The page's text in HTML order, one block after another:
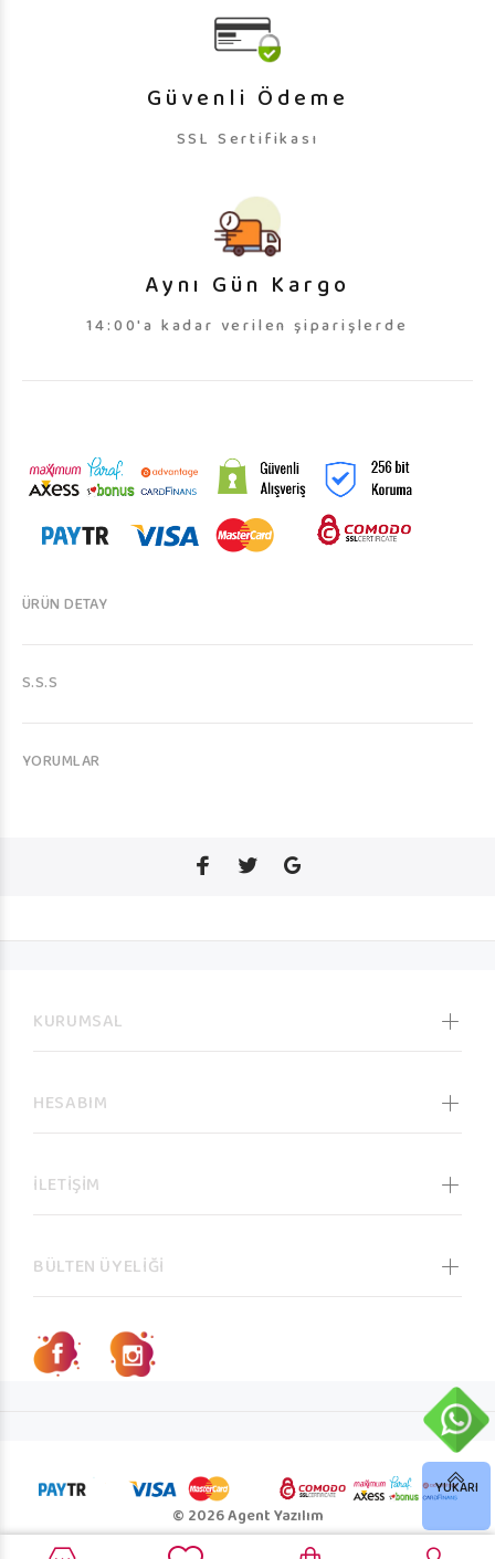
Güvenli Ödeme
SSL Sertifikası
Aynı Gün Kargo
14:00'a kadar verilen şiparişlerde
ÜRÜN DETAY
S.S.S
YORUMLAR
KURUMSAL
HESABIM
İLETİŞİM
BÜLTEN ÜYELİĞİ
© 2026 Agent Yazılım
YUKARI